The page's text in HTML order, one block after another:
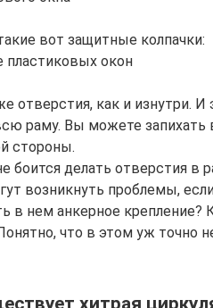
вот защитные колпачки:
отверстия, как и изнутри. И
раму. Вы можете запихать
стороны.
боится делать отверстия в
возникнуть проблемы,
в нем анкерное крепление?
что в этом уж точно
хитрая